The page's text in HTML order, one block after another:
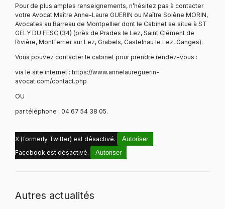
Pour de plus amples renseignements, n’hésitez pas à contacter
votre Avocat Maître Anne-Laure GUERIN ou Maître Solène MORIN,
Avocates au Barreau de Montpellier dont le Cabinet se situe à ST
GELY DU FESC (34) (près de Prades le Lez, Saint Clément de
Rivière, Montferrier sur Lez, Grabels, Castelnau le Lez, Ganges).
Vous pouvez contacter le cabinet pour prendre rendez-vous :
via le site internet : https://www.annelaureguerin-
avocat.com/contact.php
OU
par téléphone : 04 67 54 38 05.
X (formerly Twitter) est désactivé.
Autoriser
Facebook est désactivé.
Autoriser
Autres actualités